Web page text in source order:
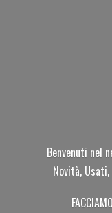
Benvenuti nel
Novità,